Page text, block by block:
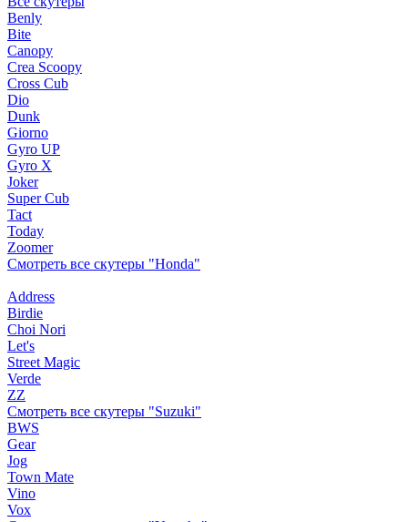
Benly
Bite
Canopy
Crea Scoopy
Cross Cub
Dio
Dunk
Giorno
Gyro UP
Gyro X
Joker
Super Cub
Tact
Today
Zoomer
Смотреть все скутеры "Honda"
Address
Birdie
Choi Nori
Let's
Street Magic
Verde
ZZ
Смотреть все скутеры "Suzuki"
BWS
Gear
Jog
Town Mate
Vino
Vox